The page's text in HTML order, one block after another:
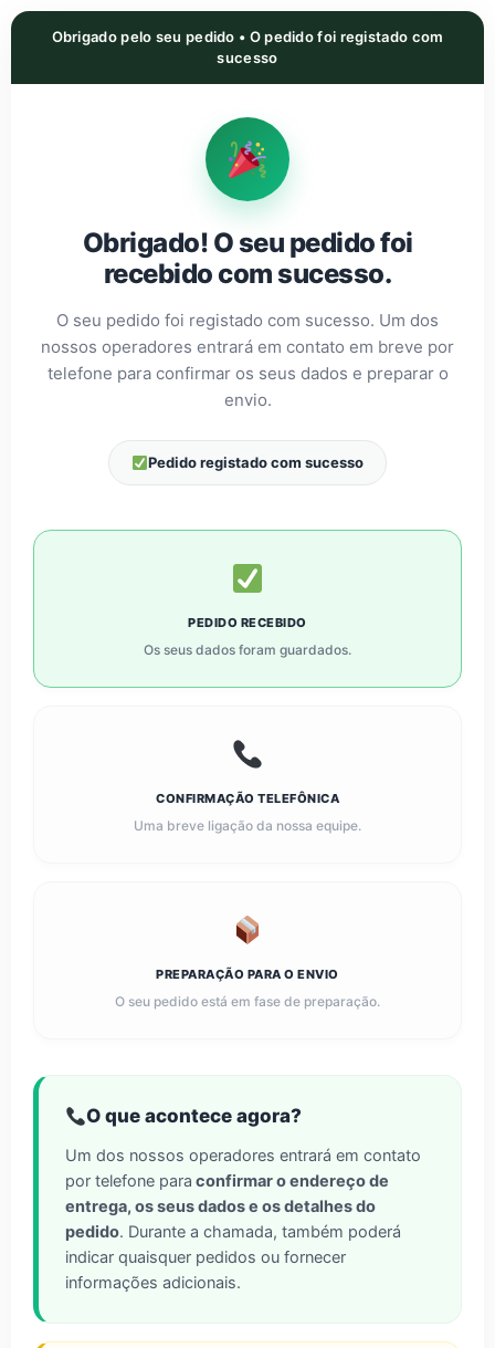
Obrigado pelo seu pedido • O pedido foi registado com
sucesso
Obrigado! O seu pedido foi
recebido com sucesso.
O seu pedido foi registado com sucesso. Um dos
nossos operadores entrará em contato em breve por
telefone para confirmar os seus dados e preparar o
envio.
Pedido registado com sucesso
PEDIDO RECEBIDO
Os seus dados foram guardados.
CONFIRMAÇÃO TELEFÔNICA
Uma breve ligação da nossa equipe.
PREPARAÇÃO PARA O ENVIO
O seu pedido está em fase de preparação.
O que acontece agora?
Um dos nossos operadores entrará em contato
por telefone para confirmar o endereço de
entrega, os seus dados e os detalhes do
pedido. Durante a chamada, também poderá
indicar quaisquer pedidos ou fornecer
informações adicionais.